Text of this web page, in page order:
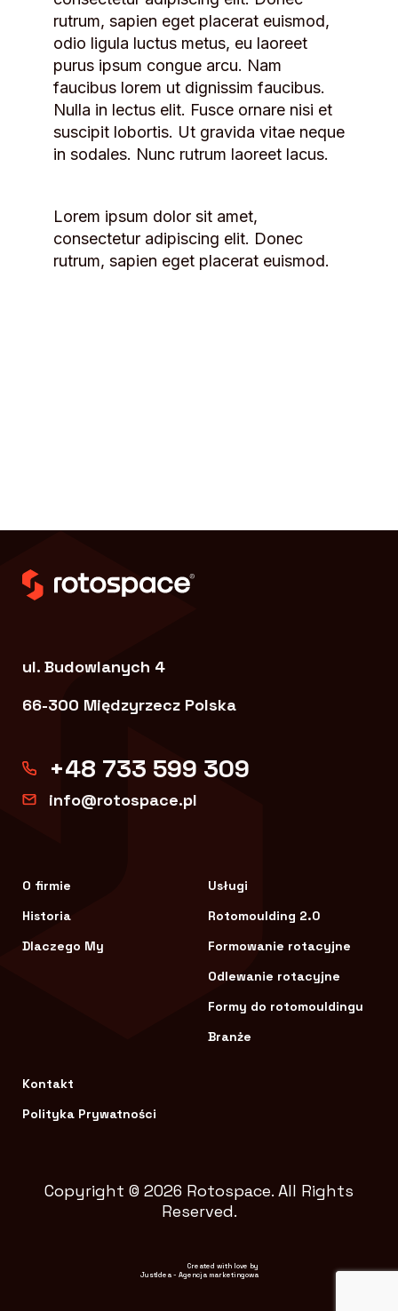
rutrum, sapien eget placerat euismod,
odio ligula luctus metus, eu laoreet
purus ipsum congue arcu. Nam
faucibus lorem ut dignissim faucibus.
Nulla in lectus elit. Fusce ornare nisi et
suscipit lobortis. Ut gravida vitae neque
in sodales. Nunc rutrum laoreet lacus.
Lorem ipsum dolor sit amet,
consectetur adipiscing elit. Donec
rutrum, sapien eget placerat euismod.
ul. Budowlanych 4
66-300 Międzyrzecz Polska
+48 733 599 309
info@rotospace.pl
O firmie
Historia
Dlaczego My
Usługi
Rotomoulding 2.0
Formowanie rotacyjne
Odlewanie rotacyjne
Formy do rotomouldingu
Branże
Kontakt
Polityka Prywatności
Copyright © 2026 Rotospace. All Rights
Reserved.
Created with love by
JustIdea- Agencja marketingowa